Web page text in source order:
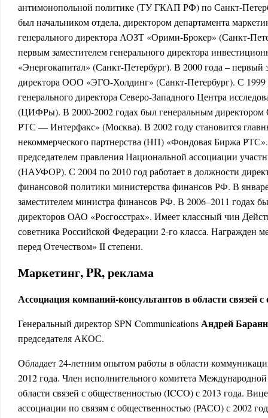
антимонопольной политике (ТУ ГКАП РФ) по Санкт-
был начальником отдела, директором департамента
генерального директора АОЗТ «Орими-Брокер» (Санкт-
первым заместителем генерального директора
«Энергокапитал» (Санкт-Петербург). В 2000 года – первый
директора ООО «ЭГО-Холдинг» (Санкт-Петербург). С 1999
генерального директора Северо-Западного Центра
(ЦИФРы). В 2000-2002 годах был генеральным директором
РТС — Интерфакс» (Москва). В 2002 году становится
некоммерческого партнерства (НП) «Фондовая Биржа
председателем правления Национальной ассоциации
(НАУФОР). С 2004 по 2010 год работает в должности
финансовой политики министерства финансов РФ. В
заместителем министра финансов РФ. В 2006–2011 годах
директоров ОАО «Росгосстрах». Имеет классный чин
советника Российской Федерации 2-го класса. Награжден
перед Отечеством» II степени.
Маркетинг, PR, реклама
Ассоциация компаний-консультантов в области
Генеральный директор SPN CommunicationsАндрей
председателя АКОС.
Обладает 24-летним опытом работы в области
2012 года. Член исполнительного комитета
области связей с общественностью (ICCO) с 2013 года.
ассоциации по связям с общественностью (РАСО) с 2002